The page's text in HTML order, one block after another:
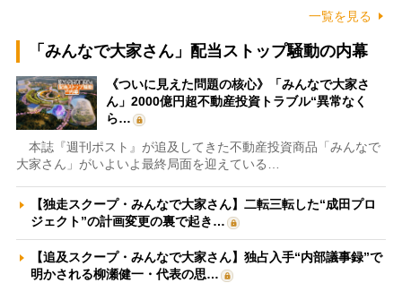
一覧を見る
「みんなで大家さん」配当ストップ騒動の内幕
《ついに見えた問題の核心》「みんなで大家さ
ん」2000億円超不動産投資トラブル“異常なく
ら…
本誌『週刊ポスト』が追及してきた不動産投資商品「みんなで
大家さん」がいよいよ最終局面を迎えている…
【独走スクープ・みんなで大家さん】二転三転した“成田プロ
ジェクト”の計画変更の裏で起き…
【追及スクープ・みんなで大家さん】独占入手“内部議事録”で
明かされる柳瀬健一・代表の思…